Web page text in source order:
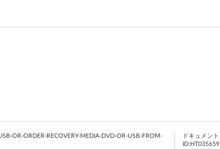
OR-ORDER-RECOVERY-MEDIA-DVD-OR-USB-FROM-
ドキュメント
ID:HT035659